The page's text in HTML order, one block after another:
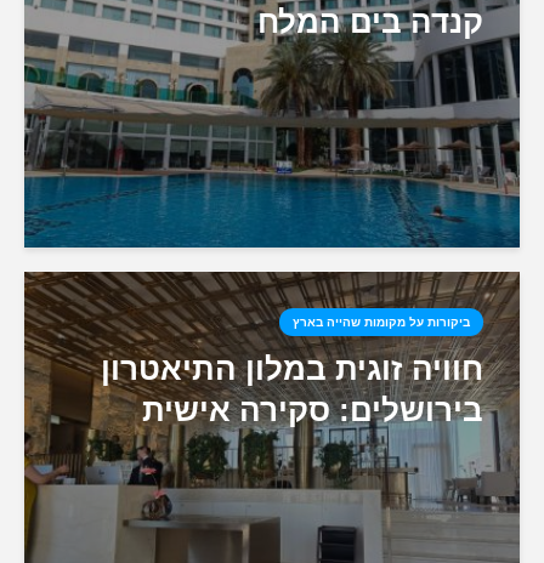
קנדה בים המלח
ביקורות על מקומות שהייה בארץ
חוויה זוגית במלון התיאטרון
בירושלים: סקירה אישית